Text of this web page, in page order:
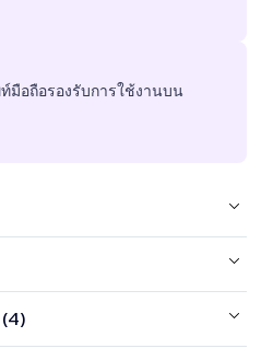
มือถือรองรับการใช้งานบน